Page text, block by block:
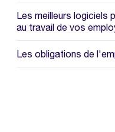
Les meilleurs logiciels
au travail de vos
Les obligations de